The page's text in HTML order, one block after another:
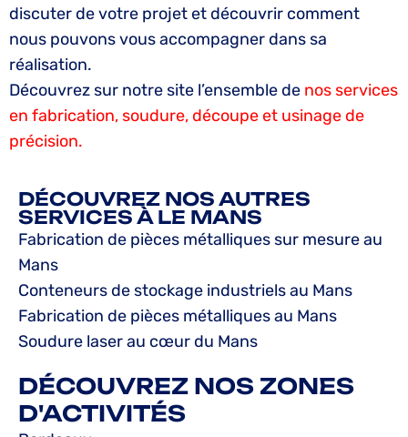
discuter de votre projet et découvrir comment
nous pouvons vous accompagner dans sa
réalisation.
Découvrez sur notre site l’ensemble de nos services
en fabrication, soudure, découpe et usinage de
précision.
DÉCOUVREZ NOS AUTRES
SERVICES À LE MANS
Fabrication de pièces métalliques sur mesure au
Mans
Conteneurs de stockage industriels au Mans
Fabrication de pièces métalliques au Mans
Soudure laser au cœur du Mans
DÉCOUVREZ NOS ZONES
D'ACTIVITÉS